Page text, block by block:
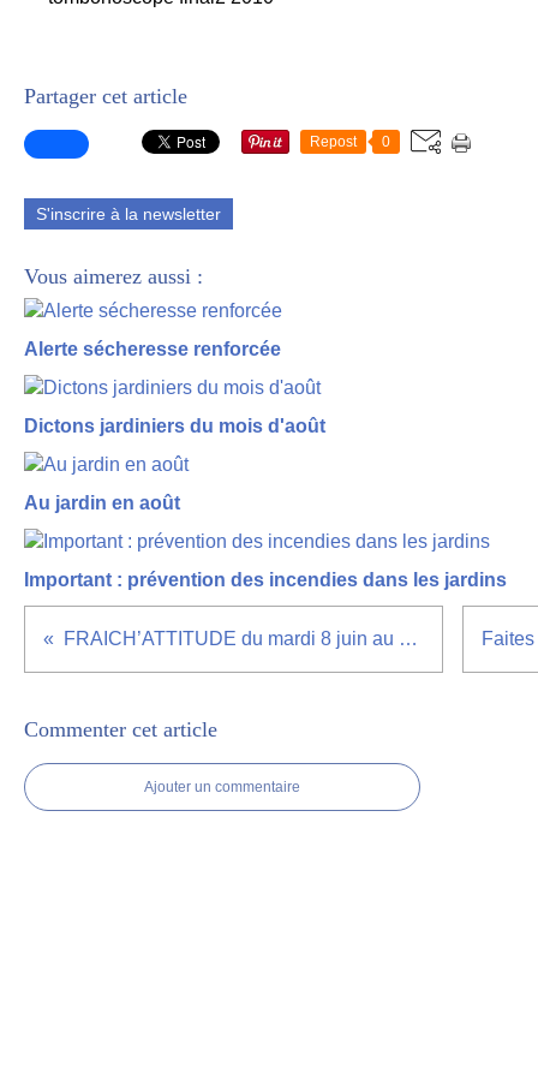
Partager cet article
Repost 0
S'inscrire à la newsletter
Vous aimerez aussi :
Alerte sécheresse renforcée
Dictons jardiniers du mois d'août
Au jardin en août
Important : prévention des incendies dans les jardins
FRAICH’ATTITUDE du mardi 8 juin au 11 juin 2010
Commenter cet article
Ajouter un commentaire